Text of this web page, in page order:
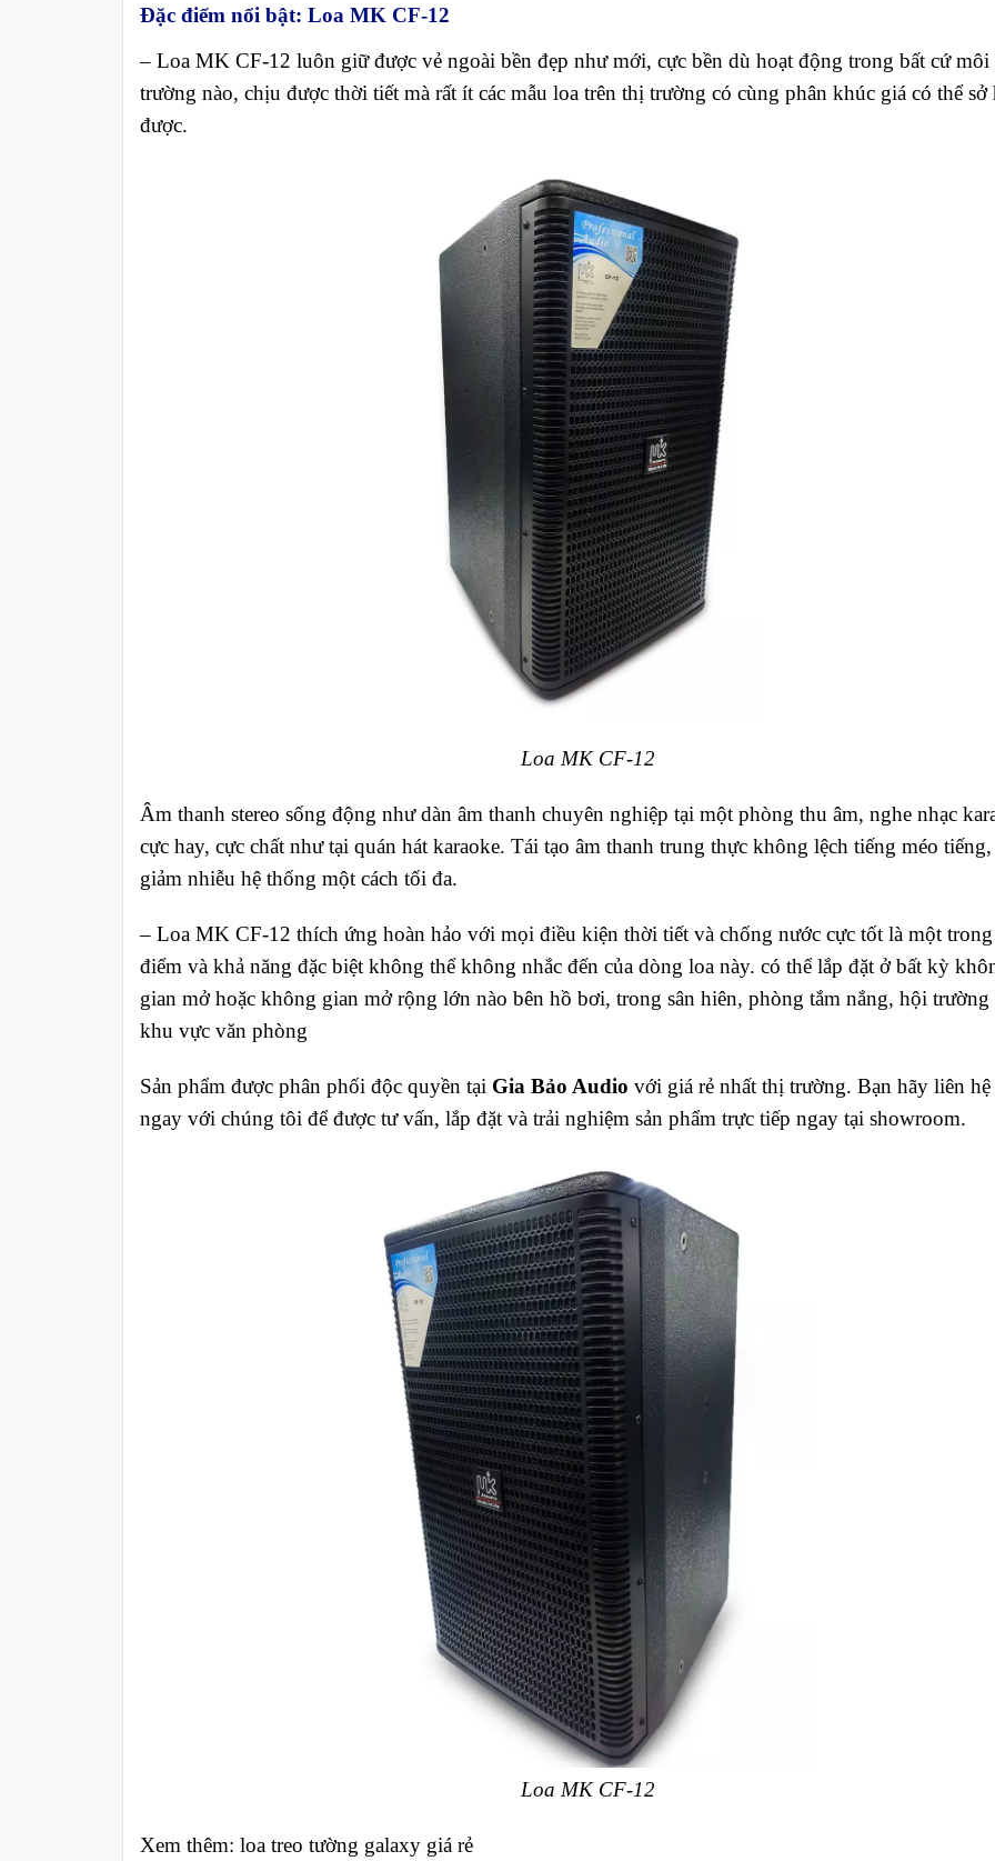
Đặc điểm nổi bật: Loa MK CF-12
– Loa MK CF-12 luôn giữ được vẻ ngoài bền đẹp như mới, cực bền dù hoạt động trong bất cứ môi
trường nào, chịu được thời tiết mà rất ít các mẫu loa trên thị trường có cùng phân khúc giá có thể sở
được.
Loa MK CF-12
Âm thanh stereo sống động như dàn âm thanh chuyên nghiệp tại một phòng thu âm, nghe nhạc
cực hay, cực chất như tại quán hát karaoke. Tái tạo âm thanh trung thực không lệch tiếng méo tiếng,
giảm nhiễu hệ thống một cách tối đa.
– Loa MK CF-12 thích ứng hoàn hảo với mọi điều kiện thời tiết và chống nước cực tốt là một
điểm và khả năng đặc biệt không thể không nhắc đến của dòng loa này. có thể lắp đặt ở bất kỳ
gian mở hoặc không gian mở rộng lớn nào bên hồ bơi, trong sân hiên, phòng tắm nắng, hội trường
khu vực văn phòng
Sản phẩm được phân phối độc quyền tại Gia Bảo Audio với giá rẻ nhất thị trường. Bạn hãy liên hệ
ngay với chúng tôi để được tư vấn, lắp đặt và trải nghiệm sản phẩm trực tiếp ngay tại showroom.
Loa MK CF-12
Xem thêm: loa treo tường galaxy giá rẻ